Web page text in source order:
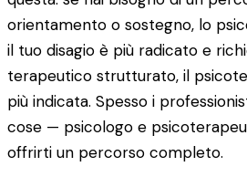
orientamento o sostegno, lo
il tuo disagio è più radicato e
terapeutico strutturato, il
più indicata. Spesso i
cose — psicologo e
offrirti un percorso completo.